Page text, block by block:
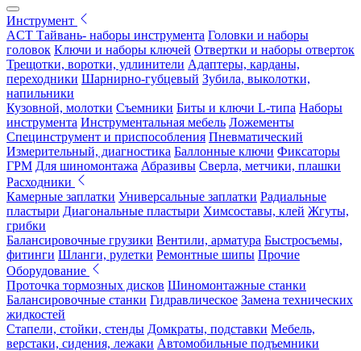
Инструмент
ACT Тайвань- наборы инструмента Головки и наборы
головок Ключи и наборы ключей Отвертки и наборы отверток
Трещотки, воротки, удлинители Адаптеры, карданы,
переходники Шарнирно-губцевый Зубила, выколотки,
напильники
Кузовной, молотки Съемники Биты и ключи L-типа Наборы
инструмента Инструментальная мебель Ложементы
Специнструмент и приспособления Пневматический
Измерительный, диагностика Баллонные ключи Фиксаторы
ГРМ Для шиномонтажа Абразивы Сверла, метчики, плашки
Расходники
Камерные заплатки Универсальные заплатки Радиальные
пластыри Диагональные пластыри Химсоставы, клей Жгуты,
грибки
Балансировочные грузики Вентили, арматура Быстросъемы,
фитинги Шланги, рулетки Ремонтные шипы Прочие
Оборудование
Проточка тормозных дисков Шиномонтажные станки
Балансировочные станки Гидравлическое Замена технических
жидкостей
Стапели, стойки, стенды Домкраты, подставки Мебель,
верстаки, сидения, лежаки Автомобильные подъемники